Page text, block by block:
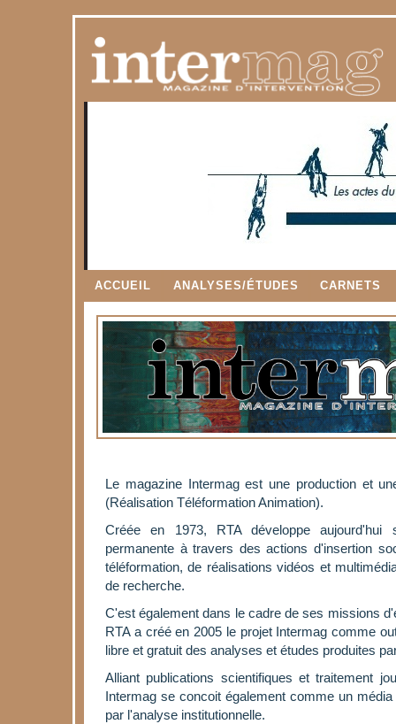
ACCUEIL ANALYSES/ÉTUDES CARNETS
Le magazine Intermag est une production et
(Réalisation Téléformation Animation).
Créée en 1973, RTA développe aujourd'hui
permanente à travers des actions d'insertion
téléformation, de réalisations vidéos et
de recherche.
C'est également dans le cadre de ses missions
RTA a créé en 2005 le projet Intermag comme
libre et gratuit des analyses et études produites
Alliant publications scientifiques et traitement
Intermag se concoit également comme un
par l'analyse institutionnelle.